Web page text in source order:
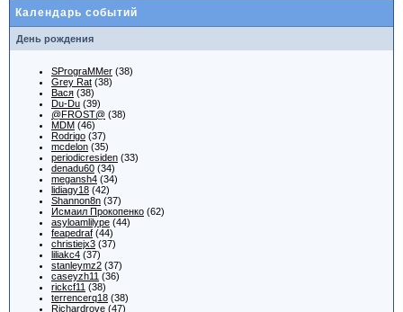
Календарь событий
День рождения
SPrograMMer (38)
Grey Rat (38)
Вася (38)
Du-Du (39)
@FROST@ (38)
MDM (46)
Rodrigo (37)
mcdelon (35)
periodicresiden (33)
denadu60 (34)
megansh4 (34)
lidiagy18 (42)
Shannon8n (37)
Исмаил Прокопенко (62)
asyloamlilype (44)
feapedraf (44)
christiejx3 (37)
liliakc4 (37)
stanleymz2 (37)
caseyzh11 (36)
rickcf11 (38)
terrencerq18 (38)
Richardrove (47)